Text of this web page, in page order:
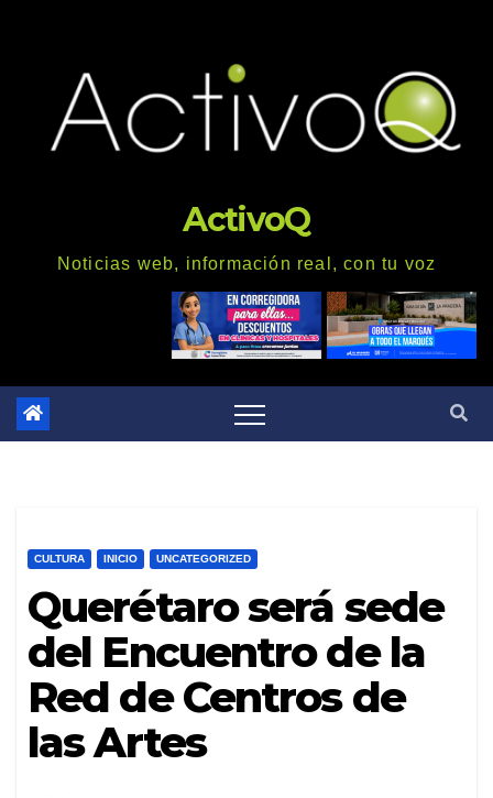
ActivoQ
Noticias web, información real, con tu voz
CULTURA INICIO UNCATEGORIZED
Querétaro será sede
del Encuentro de la
Red de Centros de
las Artes